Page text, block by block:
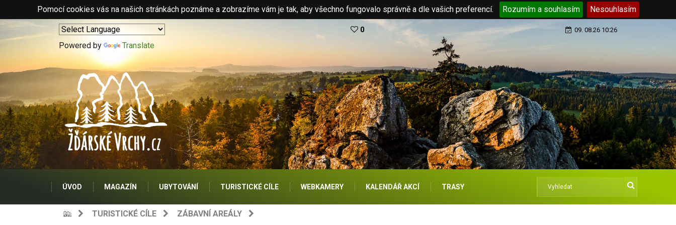
Pomocí cookies vás na našich stránkách poznáme a zobrazíme vám je tak, aby všechno fungovalo správně a dle vašich preferencí. Rozumím a souhlasím Nesouhlasím
Powered by Translate
0 09. 08.26 10:26
ÚVOD MAGAZÍN UBYTOVÁNÍ TURISTICKÉ CÍLE WEBKAMERY KALENDÁŘ AKCÍ TRASY
TURISTICKÉ CÍLE ZÁBAVNÍ AREÁLY